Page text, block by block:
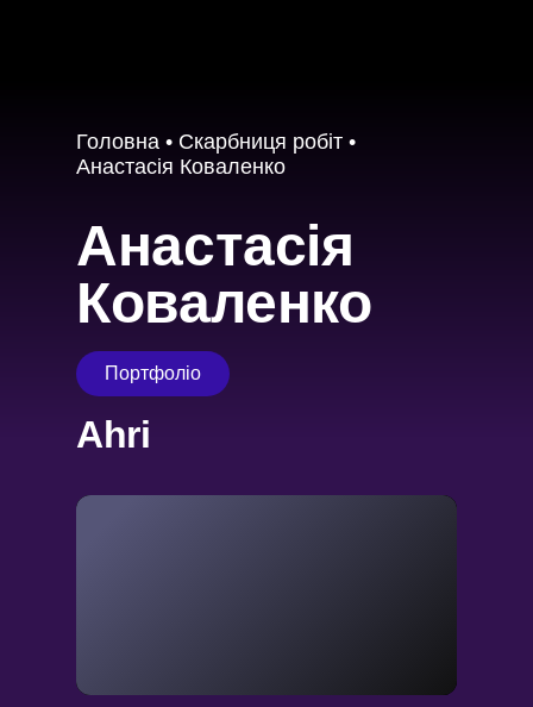
Головна • Скарбниця робіт •
Анастасія Коваленко
Анастасія
Коваленко
Портфоліо
Ahri